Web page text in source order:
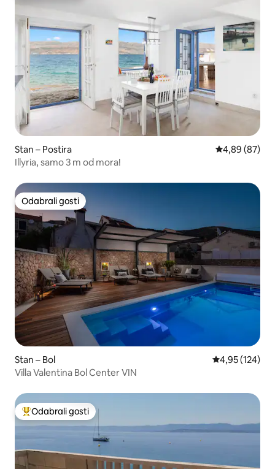
Stan – Postira Prosječna
4,89 (87)
Illyria, samo 3 m od mora!
Odabrali gosti
Odabrali gosti
Stan – Bol Prosječna
4,95 (124)
Villa Valentina Bol Center VIN
Među najviše rangiranima s oznakom „Odabrali gosti”
Odabrali gosti